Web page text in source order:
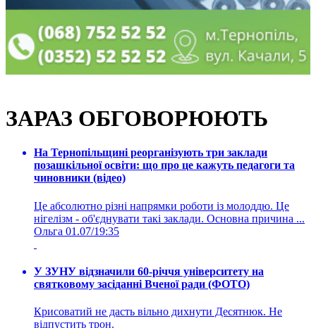
ЗАРАЗ ОБГОВОРЮЮТЬ
На Тернопільщині реорганізують три заклади
позашкільної освіти: що про це кажуть педагоги та
чиновники (відео)
Це абсолютно різні напрямки роботи із молоддю. Це
нігелізм - об'єднувати такі заклади. Основна причина ...
Ольга 01.07/19:35
У ЗУНУ відзначили 60-річчя університету на
святковому засіданні Вченої ради (ФОТО)
Крисоватий не дасть вільно дихнути Десятнюк. Не
відпустить трон.